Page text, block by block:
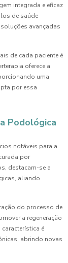
integrada e eficaz
de saúde
avançadas
de cada paciente é
oferece a
uma
por essa
Podológica
notáveis para a
por
destacam-se a
aliando
do processo de
a regeneração
é
abrindo novas